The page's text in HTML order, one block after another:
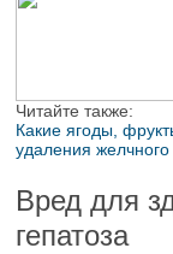
Читайте также:
Какие ягоды,
удаления
Вред для
гепатоза